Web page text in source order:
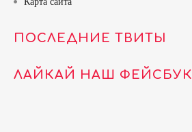
ПОСЛЕДНИЕ ТВИТЫ
ЛАЙКАЙ НАШ ФЕЙСБУК